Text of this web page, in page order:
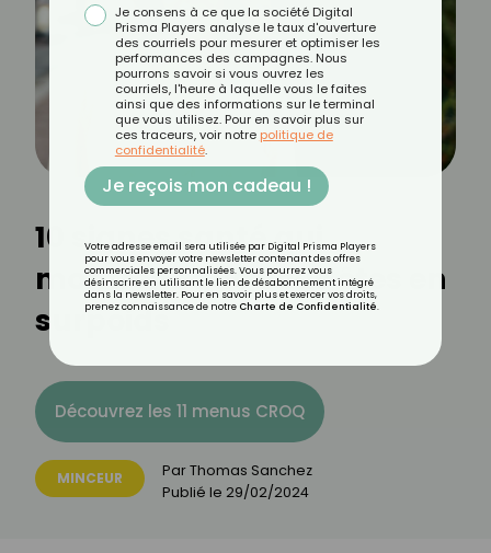
10 signes santé qui
montrent que vous êtes en
surpoids
Découvrez les 11 menus CROQ
MINCEUR ParThomas Sanchez
Publié le 29/02/2024
Je consens à ce que la société Digital
Prisma Players analyse le taux d'ouverture
des courriels pour mesurer et optimiser les
performances des campagnes. Nous
pourrons savoir si vous ouvrez les
courriels, l'heure à laquelle vous le faites
ainsi que des informations sur le terminal
que vous utilisez. Pour en savoir plus sur
ces traceurs, voir notre politique de
confidentialité.
Je reçois mon cadeau !
Votre adresse email sera utilisée par Digital Prisma Players
pour vous envoyer votre newsletter contenant des offres
commerciales personnalisées. Vous pourrez vous
désinscrire en utilisant le lien de désabonnement intégré
dans la newsletter. Pour en savoir plus et exercer vos droits,
prenez connaissance de notre Charte de Confidentialité.